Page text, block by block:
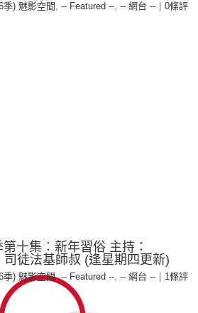
季) 魅影空間 , -- Featured --, -- 網台 --
0條評
第十集︰新年習俗 主持：
徒法基師叔 (逢星期四更新)
季) 魅影空間,-- Featured --, -- 網台 --
1條評